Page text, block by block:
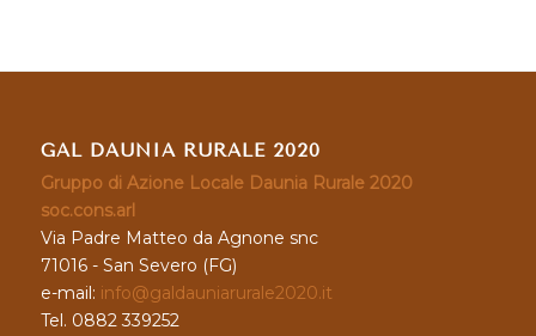
GAL DAUNIA RURALE 2020
Gruppo di Azione Locale Daunia Rurale 2020
soc.cons.arl
Via Padre Matteo da Agnone snc
71016 - San Severo (FG)
e-mail: info@galdauniarurale2020.it
Tel. 0882 339252